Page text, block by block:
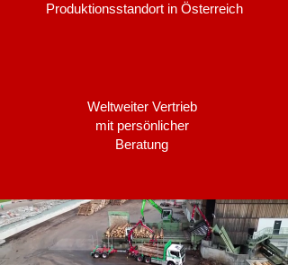
Produktionsstandort in Österreich
Weltweiter Vertrieb
mit persönlicher
Beratung